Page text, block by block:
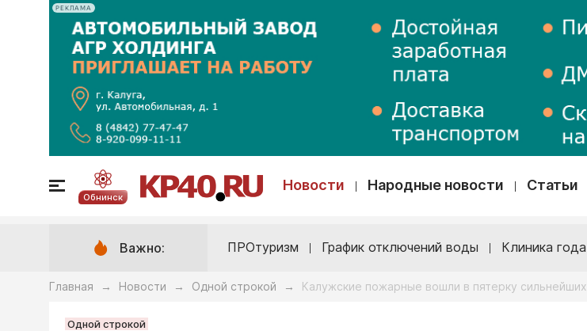
РЕКЛАМА
Обнинск
Новости Народные новости Статьи
Важно: ПРОтуризм График отключений воды Клиника года
Главная → Новости → Одной строкой → Калужские пожарные вошли в пятерку сильнейших
Одной строкой